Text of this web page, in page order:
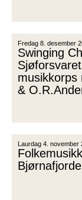
Fredag 8. desember
Swinging
musikkorps
&
Laurdag 4. november